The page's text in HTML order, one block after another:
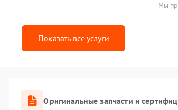
Мы
Показать все услуги
Оригинальные запчасти и